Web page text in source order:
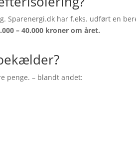
Sparenergi.dk har f.eks. udført en
– 40.000 kroner om året.
penge. – blandt andet: